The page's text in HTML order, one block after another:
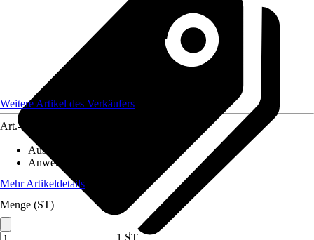
Weitere Artikel des Verkäufers
Art.-Nr.
Ausführung
Anwendung
Mehr Artikeldetails
Menge (ST)
1 ST